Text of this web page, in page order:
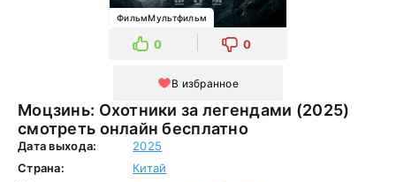
Моцзинь: Охотники за легендами (2025)
смотреть онлайн бесплатно
ФильмМультфильм
0 0
В избранное
Дата выхода:
2025
Страна:
Китай